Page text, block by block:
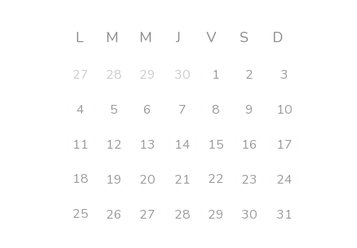
L M M J V S D
27 28 29 30 1 2
3
4
5 6 7 8 9
10
11
12 13 14 15 16
17
18
19 20 21 22 23
24
25
26 27 28 29 30 31